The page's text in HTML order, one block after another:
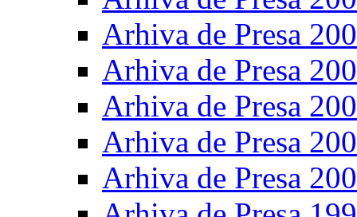
Arhiva de Presa
Arhiva de Presa
Arhiva de Presa
Arhiva de Presa
Arhiva de Presa